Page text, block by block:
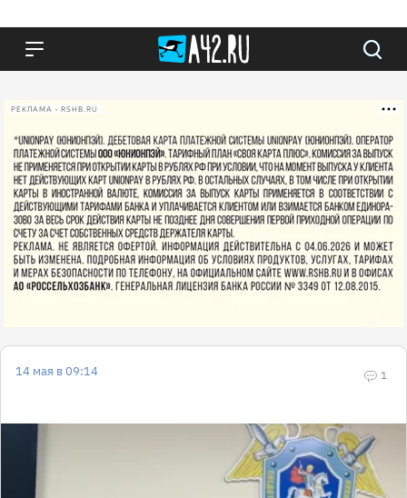
РЕКЛАМА • RSHB.RU
14 мая в 09:14 1